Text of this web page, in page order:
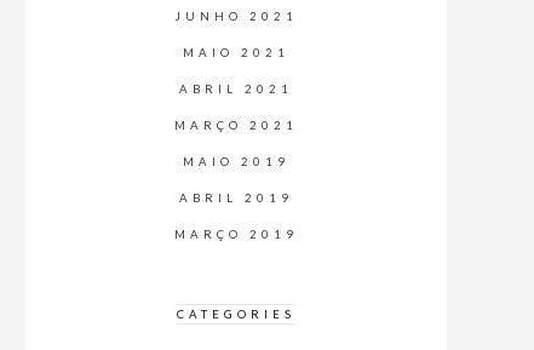
JUNHO 2021
MAIO 2021
ABRIL 2021
MARÇO 2021
MAIO 2019
ABRIL 2019
MARÇO 2019
CATEGORIES